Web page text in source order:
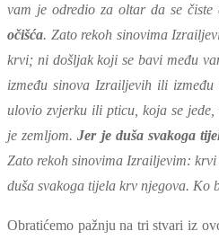
vam je odredio za oltar da se čiste
očišća. Zato rekoh sinovima
krvi; ni došljak koji se bavi među
između sinova Izrailjevih ili
ulovio zvjerku ili pticu, koja se
je zemljom.Jer je duša svakoga
Zato rekoh sinovima Izrailjevim:
duša svakoga tijela krv njegova. Ko
Obratićemo pažnju na tri stvari iz